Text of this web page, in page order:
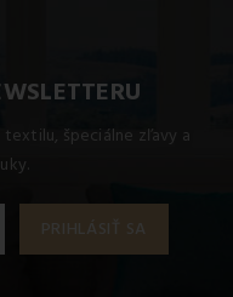
keďže každý
špeciálne zľavy a